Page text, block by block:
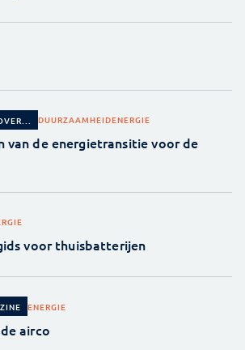
DUURZAAMHEIDENERGIE
van de energietransitie voor de
voor thuisbatterijen
ENERGIE
airco